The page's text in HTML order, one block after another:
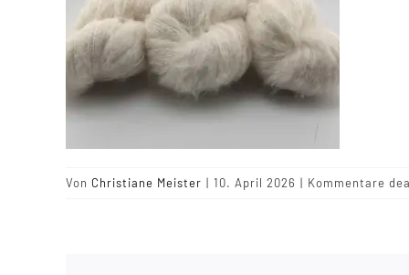
Von Christiane Meister | 10. April 2026 | Kommentare